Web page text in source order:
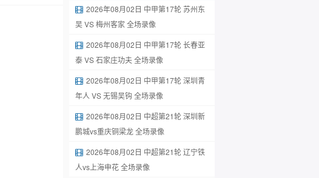
2026年08月02日 中甲第17轮 苏州东
吴 VS 梅州客家 全场录像
2026年08月02日 中甲第17轮 长春亚
泰 VS 石家庄功夫 全场录像
2026年08月02日 中甲第17轮 深圳青
年人 VS 无锡吴钩 全场录像
2026年08月02日 中超第21轮 深圳新
鹏城vs重庆铜梁龙 全场录像
2026年08月02日 中超第21轮 辽宁铁
人vs上海申花 全场录像